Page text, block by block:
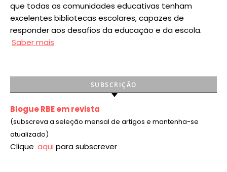
que todas as comunidades educativas tenham
excelentes bibliotecas escolares, capazes de
responder aos desafios da educação e da escola.
Saber mais
SUBSCRIÇÃO
Blogue RBE em revista
(subscreva a seleção mensal de artigos e mantenha-se
atualizado)
Clique aqui para subscrever